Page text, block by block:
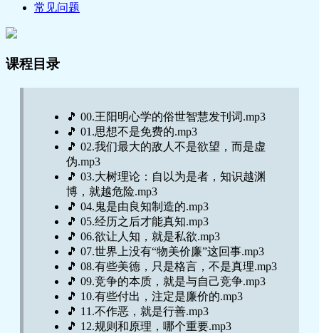
常见问题
课程目录
🎵 00.王阳明心学的俗世智慧发刊词.mp3
🎵 01.思想不是免费的.mp3
🎵 02.我们最大的敌人不是欲望，而是虚
伪.mp3
🎵 03.大树理论：自以为是者，知识越渊
博，就越危险.mp3
🎵 04.鬼是由良知制造的.mp3
🎵 05.经历之后才能真知.mp3
🎵 06.欲让人知，就是私欲.mp3
🎵 07.世界上没有“物美价廉”这回事.mp3
🎵 08.有些美德，只是格言，不是真理.mp3
🎵 09.竞争的本质，就是与自己竞争.mp3
🎵 10.有些付出，注定是廉价的.mp3
🎵 11.不作恶，就是行善.mp3
🎵 12.规则和原理，哪个重要.mp3